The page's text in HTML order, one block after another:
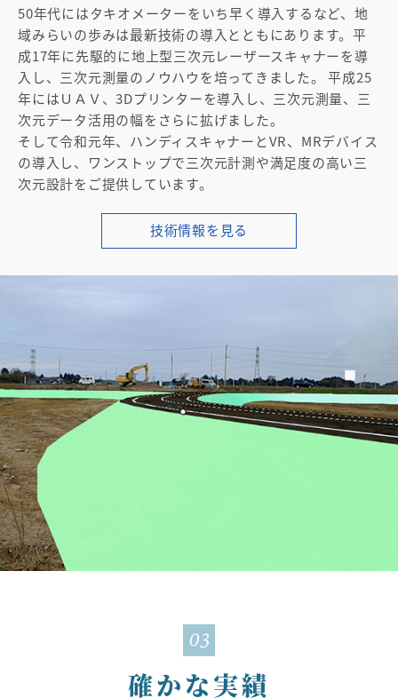
50年代にはタキオメーターをいち早く導入するなど、地
域みらいの歩みは最新技術の導入とともにあります。平
成17年に先駆的に地上型三次元レーザースキャナーを導
入し、三次元測量のノウハウを培ってきました。 平成25
年にはＵＡＶ、3Dプリンターを導入し、三次元測量、三
次元データ活用の幅をさらに拡げました。
そして令和元年、ハンディスキャナーとVR、MRデバイス
の導入し、ワンストップで三次元計測や満足度の高い三
次元設計をご提供しています。
技術情報を見る
確かな実績